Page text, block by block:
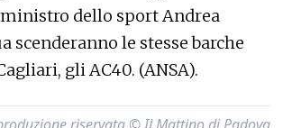
dello sport Andrea
scenderanno le stesse barche
gli AC40. (ANSA).